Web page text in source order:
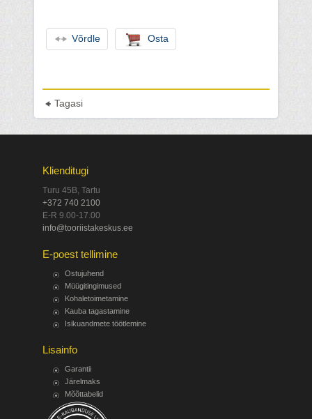
Võrdle Osta
Tagasi
Klienditugi
Turu 45B, Tartu
+372 740 2100
E-R 9.00-17.00
info@tooriistakeskus.ee
E-poest tellimine
Ostujuhend
Müügitingimused
Kohaletoimetamine
Kauba tagastamine
Isikuandmete töötlemine
Lisainfo
Garantii
Järelmaks
Mõõttabelid